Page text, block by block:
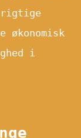
rigtige
i